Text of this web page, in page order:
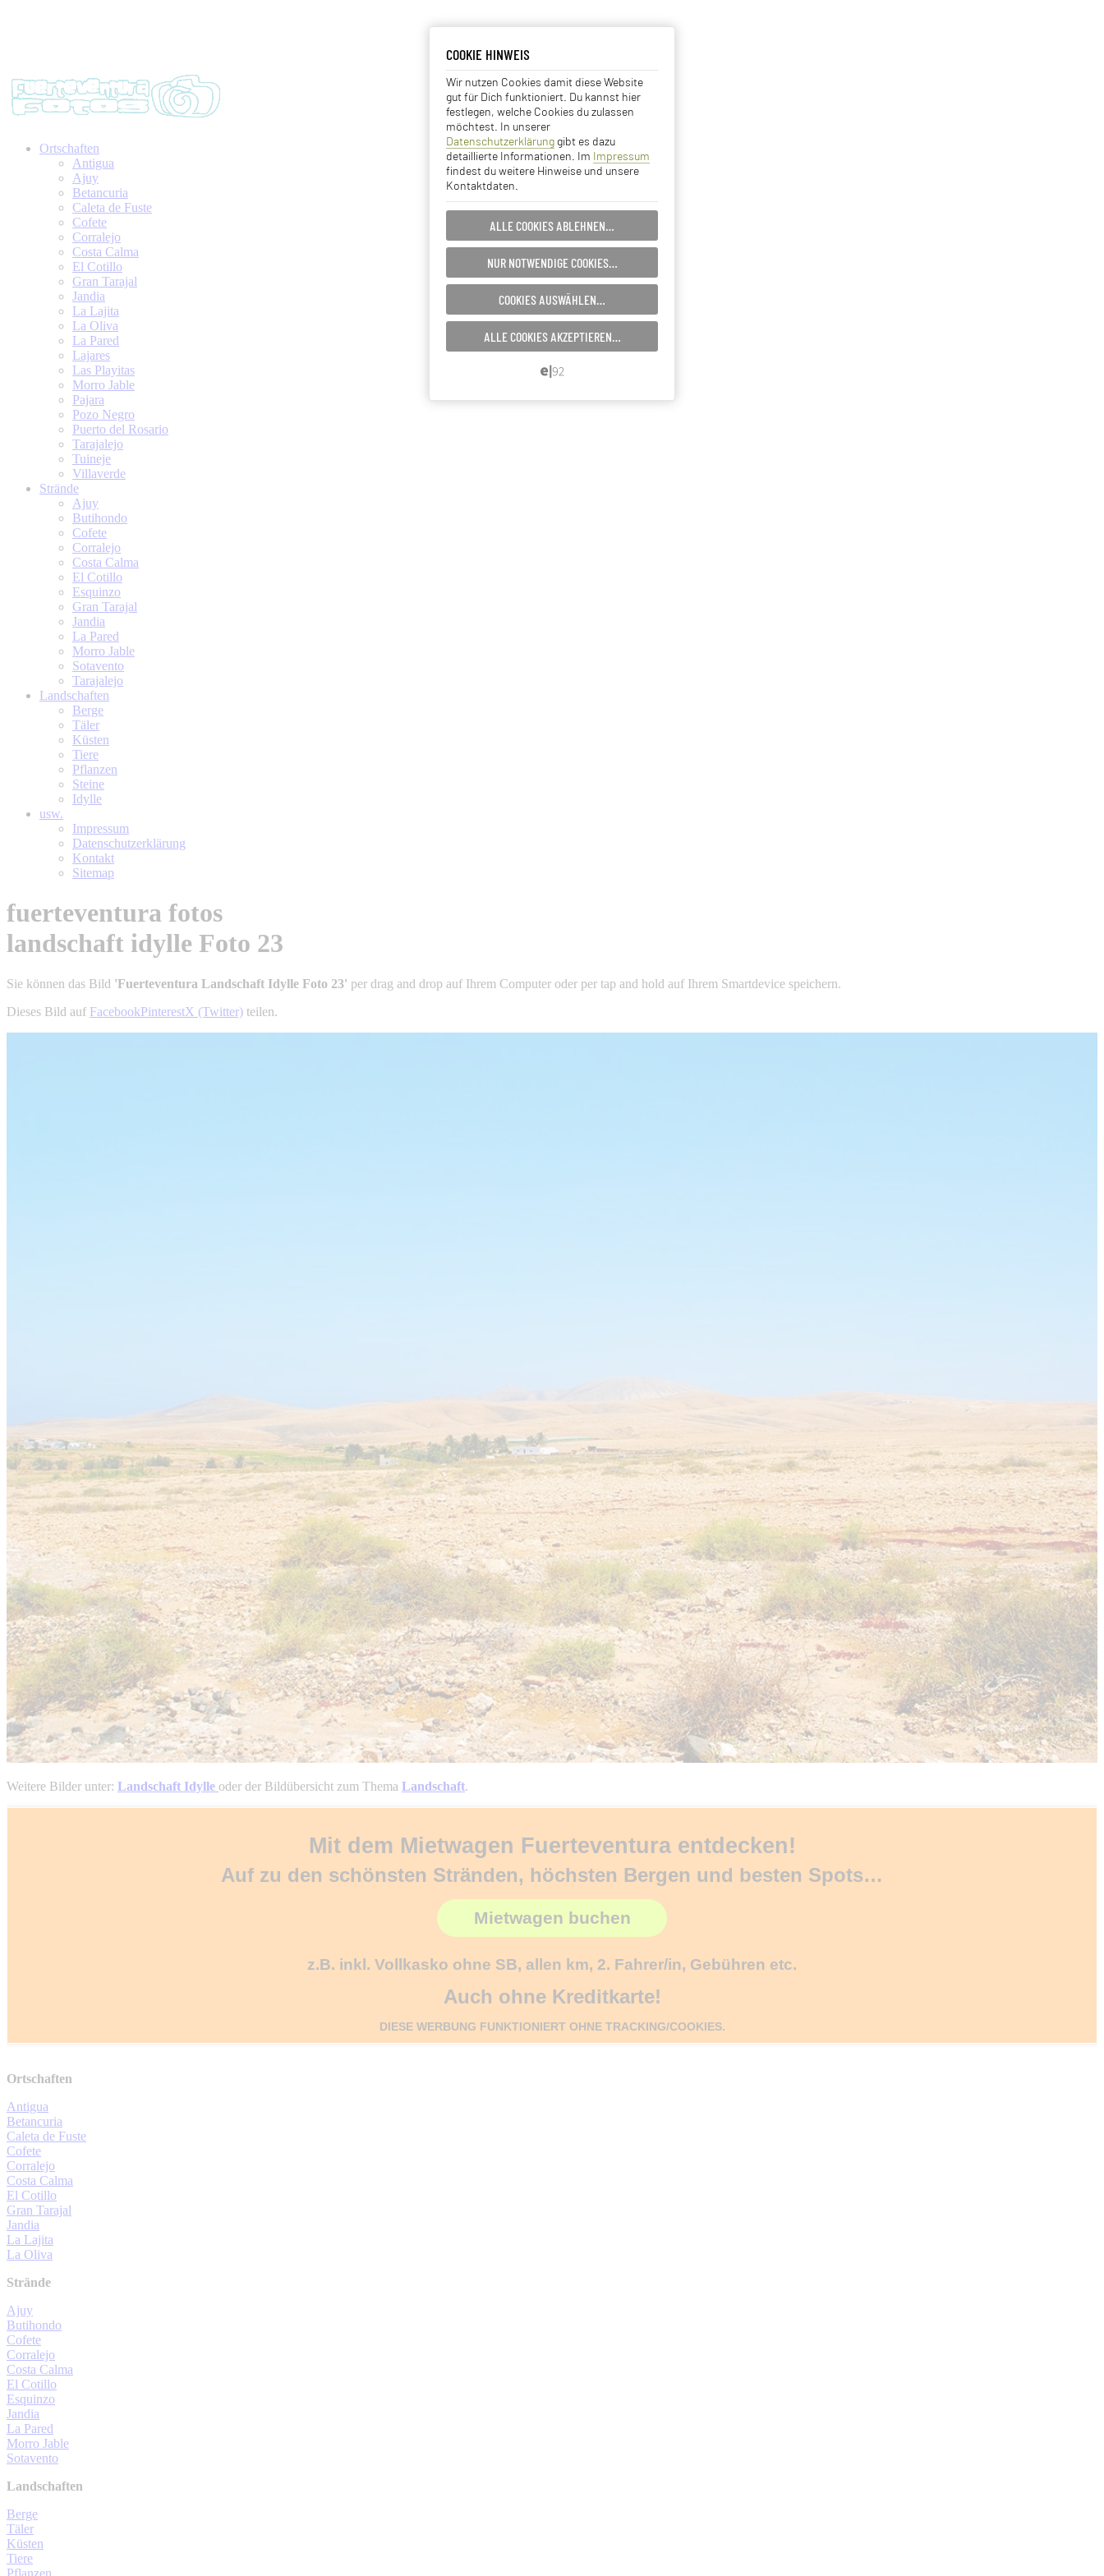
COOKIE HINWEIS
Wir nutzen Cookies damit diese Website
gut für Dich funktioniert. Du kannst hier
festlegen, welche Cookies du zulassen
möchtest. In unserer
Datenschutzerklärung gibt es dazu
detaillierte Informationen. Im Impressum
findest du weitere Hinweise und unsere
Kontaktdaten.
ALLE COOKIES ABLEHNEN…
NUR NOTWENDIGE COOKIES…
COOKIES AUSWÄHLEN…
ALLE COOKIES AKZEPTIEREN…
Essentielle Cookies
Advertising Cookies
EINSTELLUNGEN SPEICHERN…
ABBRECHEN…
Ortschaften
Antigua
Ajuy
Betancuria
Caleta de Fuste
Cofete
Corralejo
Costa Calma
El Cotillo
Gran Tarajal
Jandia
La Lajita
La Oliva
La Pared
Lajares
Las Playitas
Morro Jable
Pajara
Pozo Negro
Puerto del Rosario
Tarajalejo
Tuineje
Villaverde
Strände
Ajuy
Butihondo
Cofete
Corralejo
Costa Calma
El Cotillo
Esquinzo
Gran Tarajal
Jandia
La Pared
Morro Jable
Sotavento
Tarajalejo
Landschaften
Berge
Täler
Küsten
Tiere
Pflanzen
Steine
Idylle
usw.
Impressum
Datenschutzerklärung
Kontakt
Sitemap
fuerteventura fotos
landschaft idylle Foto 23
Sie können das Bild 'Fuerteventura Landschaft Idylle Foto 23' per drag and drop auf Ihrem Computer oder per tap and hold auf Ihrem Smartdevice speichern.
Dieses Bild auf FacebookPinterestX (Twitter) teilen.
Weitere Bilder unter: Landschaft Idylle oder der Bildübersicht zum Thema Landschaft.
Mit dem Mietwagen Fuerteventura entdecken!
Auf zu den schönsten Stränden, höchsten Bergen und besten Spots…
Mietwagen buchen
z.B. inkl. Vollkasko ohne SB, allen km, 2. Fahrer/in, Gebühren etc.
Auch ohne Kreditkarte!
DIESE WERBUNG FUNKTIONIERT OHNE TRACKING/COOKIES.
Ortschaften
Antigua
Betancuria
Caleta de Fuste
Cofete
Corralejo
Costa Calma
El Cotillo
Gran Tarajal
Jandia
La Lajita
La Oliva
Strände
Ajuy
Butihondo
Cofete
Corralejo
Costa Calma
El Cotillo
Esquinzo
Jandia
La Pared
Morro Jable
Sotavento
Landschaften
Berge
Täler
Küsten
Tiere
Pflanzen